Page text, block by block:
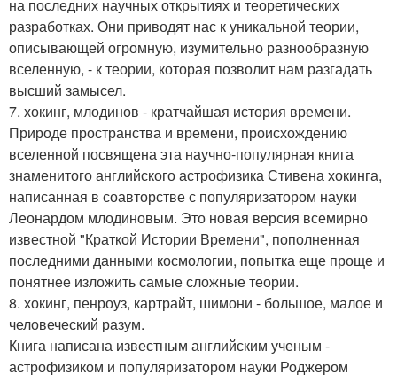
на последних научных открытиях и теоретических
разработках. Они приводят нас к уникальной теории,
описывающей огромную, изумительно разнообразную
вселенную, - к теории, которая позволит нам разгадать
высший замысел.
7. хокинг, млодинов - кратчайшая история времени.
Природе пространства и времени, происхождению
вселенной посвящена эта научно-популярная книга
знаменитого английского астрофизика Стивена хокинга,
написанная в соавторстве с популяризатором науки
Леонардом млодиновым. Это новая версия всемирно
известной "Краткой Истории Времени", пополненная
последними данными космологии, попытка еще проще и
понятнее изложить самые сложные теории.
8. хокинг, пенроуз, картрайт, шимони - большое, малое и
человеческий разум.
Книга написана известным английским ученым -
астрофизиком и популяризатором науки Роджером